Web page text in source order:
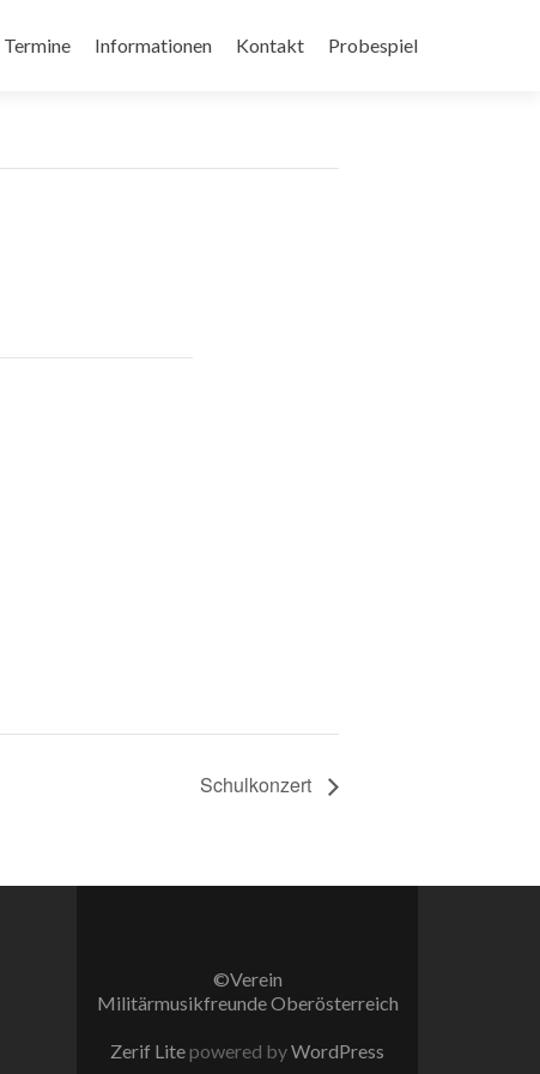
Termine Informationen Kontakt Probespiel
Schulkonzert
©Verein
Militärmusikfreunde Oberösterreich
Zerif Litepowered byWordPress